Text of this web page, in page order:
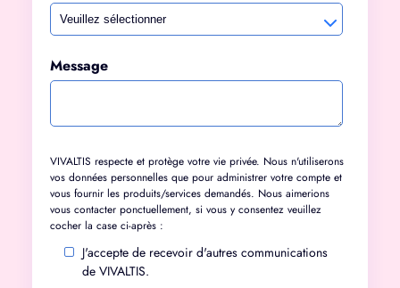
Message
VIVALTIS respecte et protège votre vie privée. Nous n'utiliserons
vos données personnelles que pour administrer votre compte et
vous fournir les produits/services demandés. Nous aimerions
vous contacter ponctuellement, si vous y consentez veuillez
cocher la case ci-après :
J'accepte de recevoir d'autres communications
de VIVALTIS.